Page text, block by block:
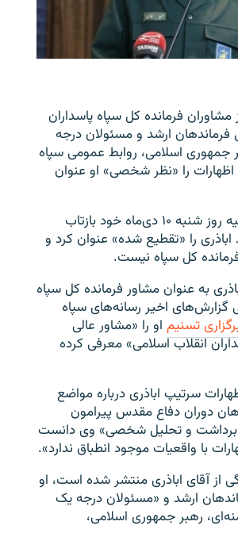
فرمانده کل سپاه پاسداران
فرماندهان ارشد و مسئولان درجه
جمهوری اسلامی، روابط عمومی سپاه
اظهارات را «نظر شخصی» او عنوان
سپاه پاسداران در بیانیه روز شنبه ۱۰ دی‌ماه خود بازتاب
را «تقطیع شده» عنوان کرد و
کل سپاه نیست.
به عنوان مشاور فرمانده کل سپاه
اخیر رسانه‌های سپاه
تسنیم او را «مشاور عالی
انقلاب اسلامی» معرفی کرده
سرتیپ اباذری درباره مواضع
دوران دفاع مقدس پیرامون
«برداشت و تحلیل شخصی» وی دانست
با واقعیات موجود انطباق ندارد».
از آقای اباذری منتشر شده است،‌ او
ارشد و «مسئولان درجه یک
رهبر جمهوری اسلامی،